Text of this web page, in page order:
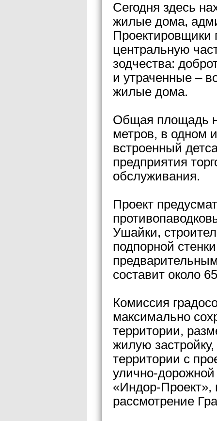
Сегодня здесь
жилые дома,
Проектировщики
центральную
зодчества:
и утраченные –
жилые дома.
Общая площадь
метров, в одном
встроенный
предприятия
обслуживания.
Проект
Ушайки,
подпорной
составит около
Комиссия
максимально
территории,
жилую
территории с
улично-дорожной
«Индор-Проект»,
рассмотрение